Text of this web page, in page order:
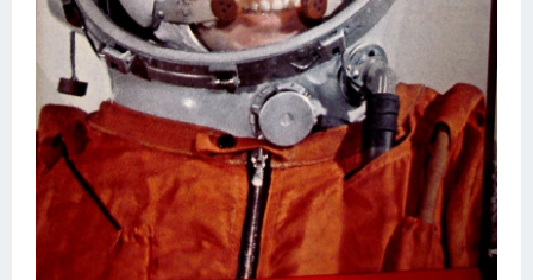
Фольксваген
Лексус
Дэу
Скания
Форд
Черри